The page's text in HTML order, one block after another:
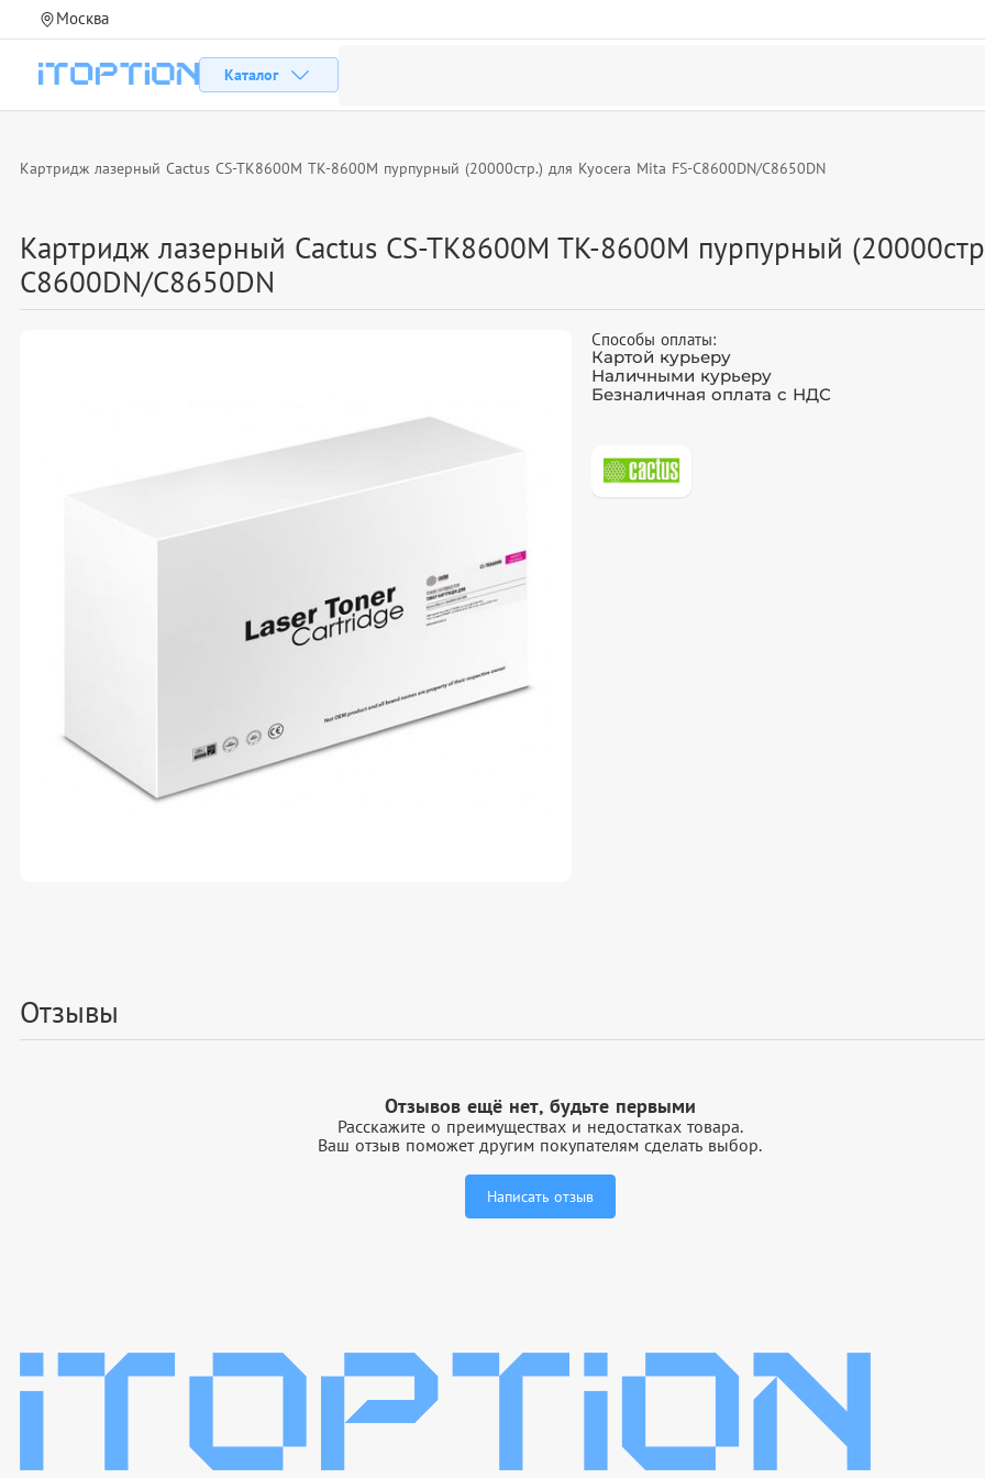
Москва
Каталог
Картридж лазерный Cactus CS-TK8600M TK-8600M пурпурный (20000стр.) для Kyocera Mita FS-C8600DN/C8650DN
Картридж лазерный Cactus CS-TK8600M TK-8600M пурпурный
C8600DN/C8650DN
Способы оплаты:
Картой курьеру
Наличными курьеру
Безналичная оплата с НДС
Отзывы
Отзывов ещё нет, будьте первыми
Расскажите о преимуществах и недостатках товара.
Ваш отзыв поможет другим покупателям сделать выбор.
Написать отзыв